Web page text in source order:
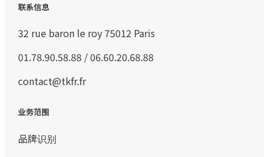
联系信息
32 rue baron le roy 75012 Paris
01.78.90.58.88 / 06.60.20.68.88
contact@tkfr.fr
业务范围
品牌识别